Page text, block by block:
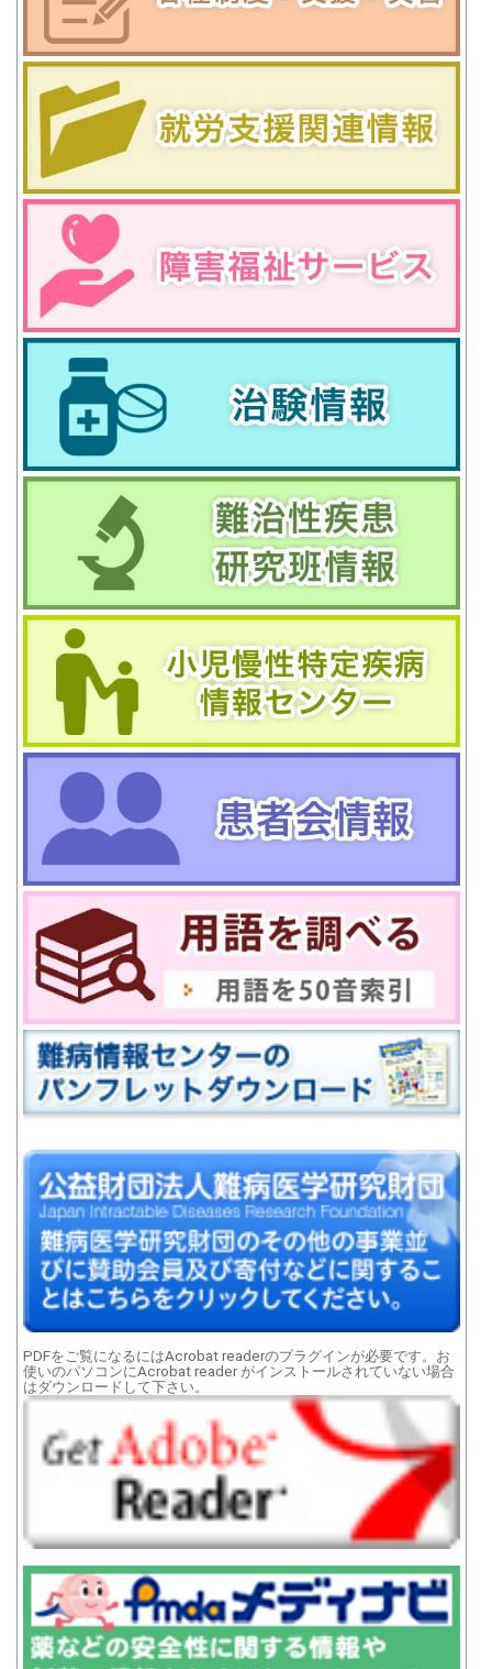
PDFをご覧になるにはAcrobat readerのプラグインが必要です。お
使いのパソコンにAcrobat reader がインストールされていない場合
はダウンロードして下さい。